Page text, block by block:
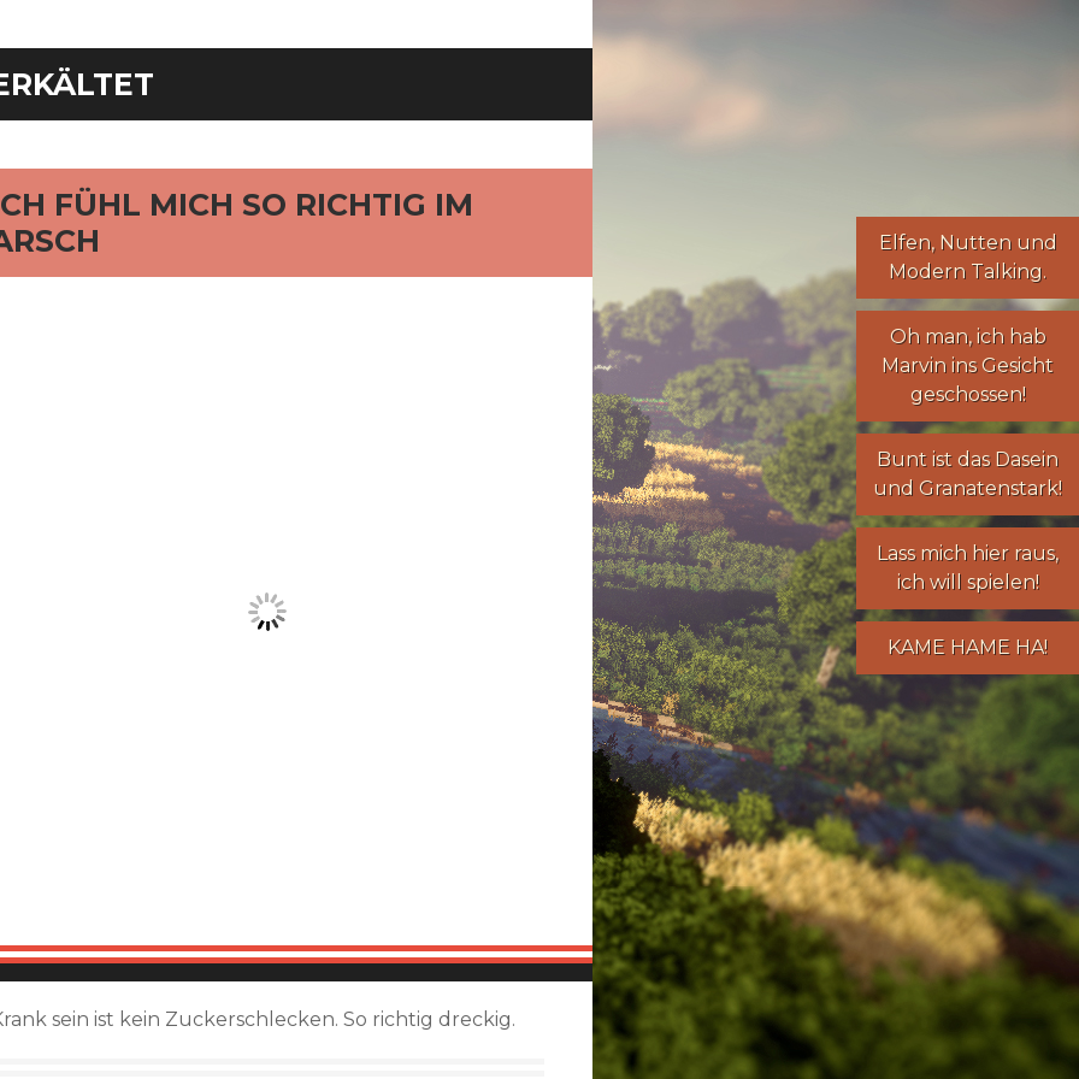
Elfen, Nuttenund
Modern Talking.
Oh man, ich hab
Marvin ins Gesicht
geschossen!
Bunt ist das Dasein
und Granatenstark!
Lass mich hier raus,
ich will spielen!
KAME HAME HA!
FÜHL MICH SO RICHTIG IM
sein ist kein Zuckerschlecken. So richtig dreckig.